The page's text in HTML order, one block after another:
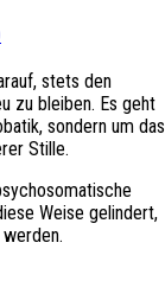
stets den
zu bleiben. Es geht
sondern um das
Stille.
Weise gelindert,